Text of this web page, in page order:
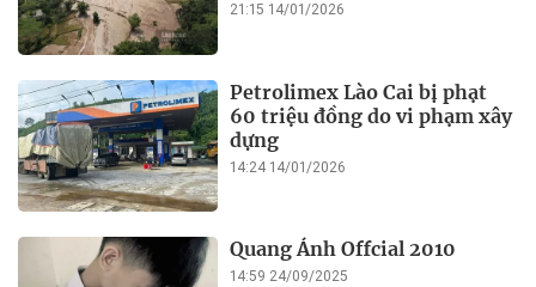
21:15 14/01/2026
Petrolimex Lào Cai bị phạt
60 triệu đồng do vi phạm xây
dựng
14:24 14/01/2026
Quang Ánh Offcial 2010
14:59 24/09/2025